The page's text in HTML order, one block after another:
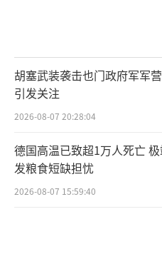
俄方态度至关重要
中国社科院俄罗
壮志的
分析指出，由于
级别较低，更多是讨
键问题，只能是交换
胡塞武装袭击也门政府军军
引发关注
2026-08-07 20:28:04
德国高温已致超1万人死亡
发粮食短缺担忧
2026-08-07 15:59:40